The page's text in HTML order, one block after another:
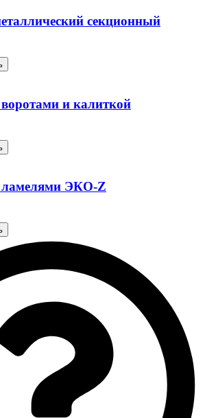
секционный
и калиткой
ламелями ЭКО-Z